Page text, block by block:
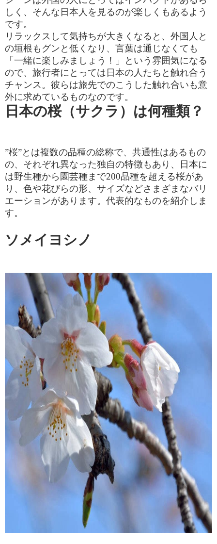
しく、そんな日本人を見るのが楽しくもあるよう
です。
リラックスして気持ちが大きくなると、外国人と
の垣根もグンと低くなり、言葉は通じなくても
「一緒に楽しみましょう！」という雰囲気になる
ので、旅行者にとっては日本の人たちと触れ合う
チャンス。彼らは旅先でのこうした触れ合いも意
外に求めているものなのです。
日本の桜（サクラ）は何種類？
”桜”とは複数の品種の総称で、共通性はあるもの
の、それぞれ異なった独自の特徴もあり、日本に
は野生種から園芸種まで200品種を超える桜があ
り、色や花びらの形、サイズなどさまざまなバリ
エーションがあります。代表的なものを紹介しま
す。
ソメイヨシノ